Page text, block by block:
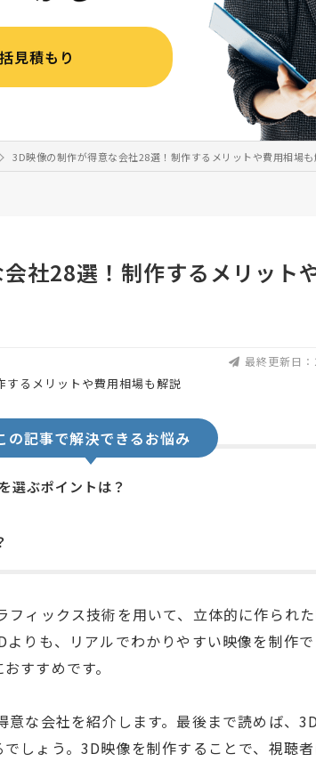
見積もり
3D映像の制作が得意な会社28選！制作するメリットや費用相場も
社28選！制作するメリット
最終更新日
の記事で解決できるお悩み
選ぶポイントは？
ィックス技術を用いて、立体的に作られ
りも、リアルでわかりやすい映像を制作
すすめです。
意な会社を紹介します。最後まで読めば、
しょう。3D映像を制作することで、視聴